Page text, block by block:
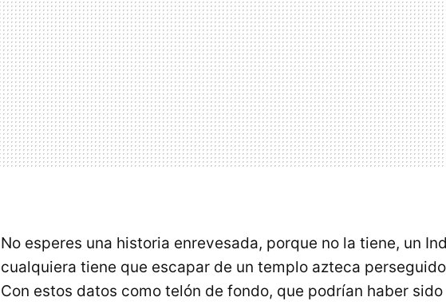
No esperes una historia enrevesada, porque no la tiene, un
cualquiera tiene que escapar de un templo azteca
Con estos datos como telón de fondo, que podrían haber